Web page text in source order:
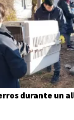
durante un